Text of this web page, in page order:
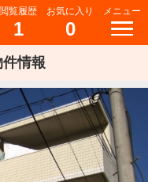
閲覧履歴
1
お気に入り
0
メニュー
情報